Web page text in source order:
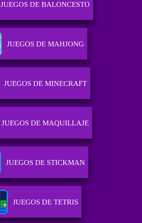
JUEGOS DE BALONCESTO
JUEGOS DE MAHJONG
JUEGOS DE MINECRAFT
JUEGOS DE MAQUILLAJE
JUEGOS DE STICKMAN
JUEGOS DE TETRIS